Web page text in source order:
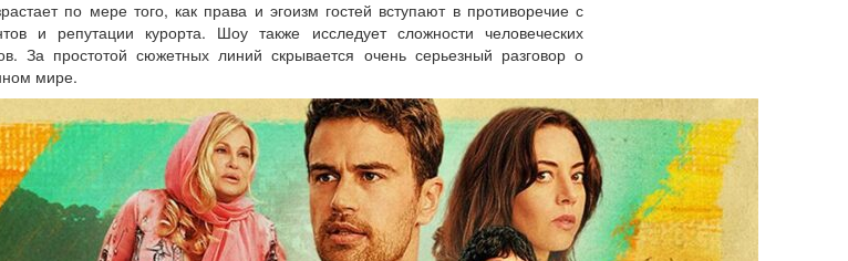
по мере того, как права и эгоизм гостей вступают в противоречие с
и репутации курорта. Шоу также исследует сложности человеческих
За простотой сюжетных линий скрывается очень серьезный разговор о
мире.